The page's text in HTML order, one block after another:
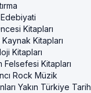
Edebiyati
Kitapları
Kaynak Kitapları
Kitapları
Felsefesi Kitapları
Rock Müzik
Yakın Türkiye